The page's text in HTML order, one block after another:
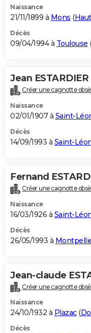
Naissance
21/11/1899 à Mons (
Décès
09/04/1994 à Toulouse
Jean ESTARDIER
Créer une cagnotte
Naissance
02/01/1907 à Saint-
Décès
14/09/1993 à Saint-
Fernand
Créer une cagnotte
Naissance
16/03/1926 à Saint-
Décès
26/05/1993 à
Jean-claude
Créer une cagnotte
Naissance
24/10/1932 à Plazac(
Décès